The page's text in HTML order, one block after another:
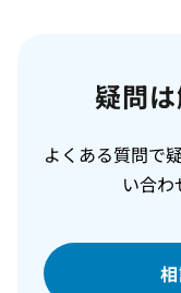
疑問
よくある質問で
い合わ